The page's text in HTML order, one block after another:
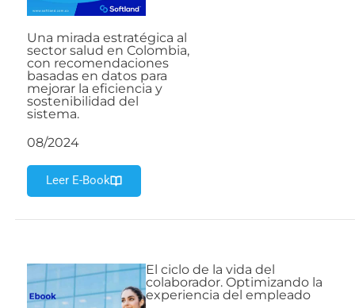
Una mirada estratégica al
sector salud en Colombia,
con recomendaciones
basadas en datos para
mejorar la eficiencia y
sostenibilidad del
sistema.
08/2024
Leer E-Book
El ciclo de la vida del
colaborador. Optimizando la
experiencia del empleado